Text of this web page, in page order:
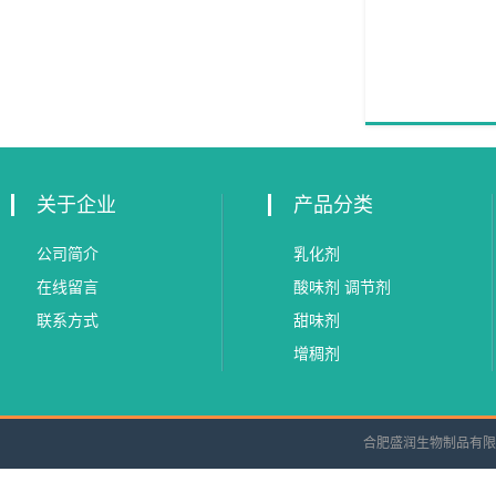
关于企业
公司简介
在线留言
联系方式
产品分类
乳化剂
酸味剂 调节剂
甜味剂
增稠剂
合肥盛润生物制品有